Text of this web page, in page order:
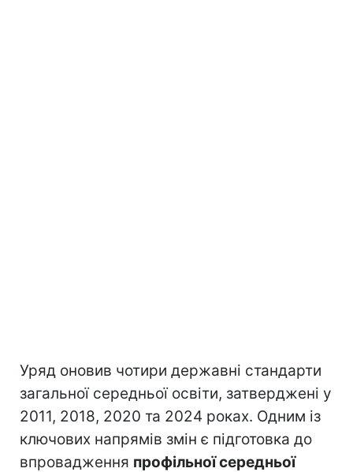
Уряд оновив чотири державні стандарти
загальної середньої освіти, затверджені у
2011, 2018, 2020 та 2024 роках. Одним із
ключових напрямів змін є підготовка до
впровадження профільної середньої